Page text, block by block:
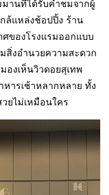
านที่ได้รับคำชมจากผู้
ล้แหล่งช้อปปิ้ง ร้าน
ของโรงแรมออกแบบ
งอำนวยความสะดวก
องเห็นวิวดอยสุเทพ
ารเช้าหลากหลาย ทั้ง
ยไม่เหมือนใคร